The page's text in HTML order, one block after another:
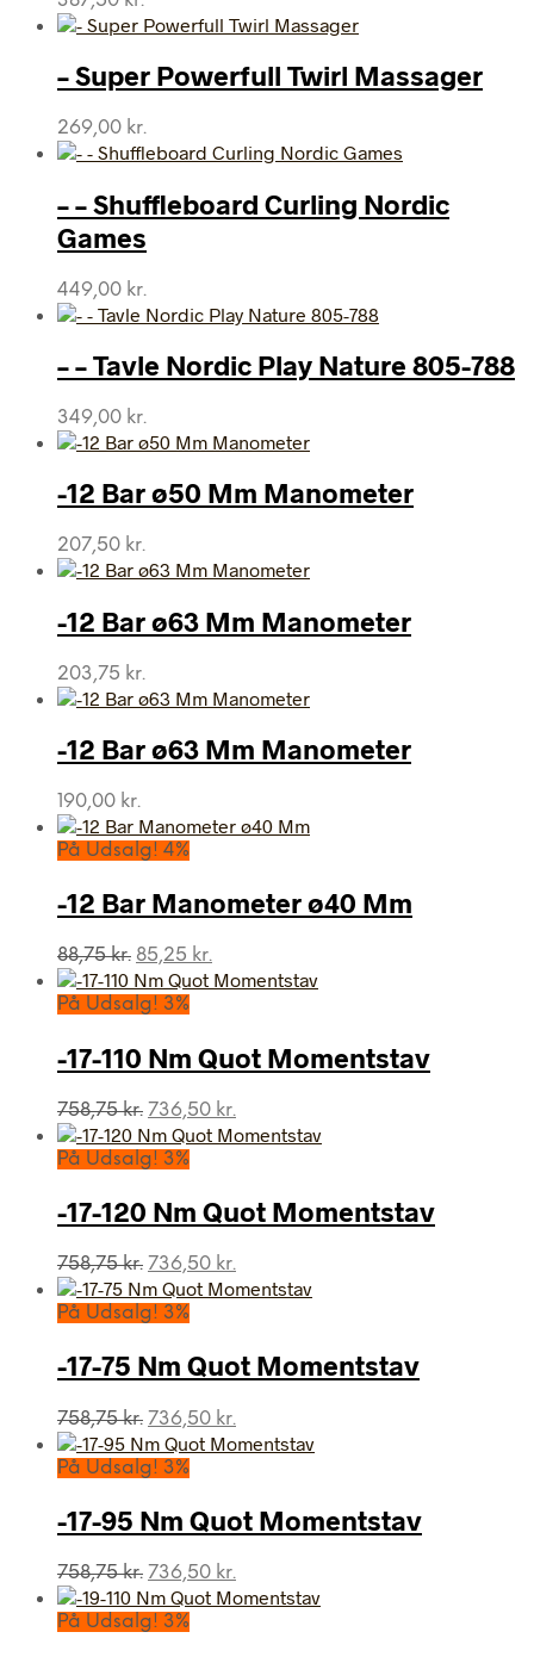
– Super Powerfull Twirl Massager
269,00 kr.
– – Shuffleboard Curling Nordic
Games
449,00 kr.
– – Tavle Nordic Play Nature 805-788
349,00 kr.
-12 Bar ø50 Mm Manometer
207,50 kr.
-12 Bar ø63 Mm Manometer
203,75 kr.
-12 Bar ø63 Mm Manometer
190,00 kr.
På Udsalg! 4%
-12 Bar Manometer ø40 Mm
88,75kr. Den
oprindelige
pris
88,75 kr..
85,25 kr.
aktuelle
85,25 kr..
På Udsalg! 3%
-17-110 Nm Quot Momentstav
758,75kr. Den
oprindelige
pris
758,75 kr..
736,50 kr.
aktuelle
736,50 kr..
På Udsalg! 3%
-17-120 Nm Quot Momentstav
758,75kr. Den
oprindelige
pris
758,75 kr..
736,50 kr.
aktuelle
736,50 kr..
På Udsalg! 3%
-17-75 Nm Quot Momentstav
758,75kr. Den
oprindelige
pris
758,75 kr..
736,50 kr.
aktuelle
736,50 kr..
På Udsalg! 3%
-17-95 Nm Quot Momentstav
758,75kr. Den
oprindelige
pris
736,50 kr.
aktuelle
På Udsalg! 3%